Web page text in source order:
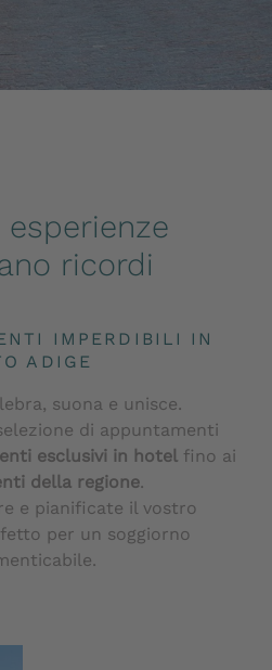
esperienze
ricordi
IMPERDIBILI IN
ADIGE
suona e unisce.
di appuntamenti
esclusivi in hotel fino ai
della regione.
e pianificate il vostro
per un soggiorno